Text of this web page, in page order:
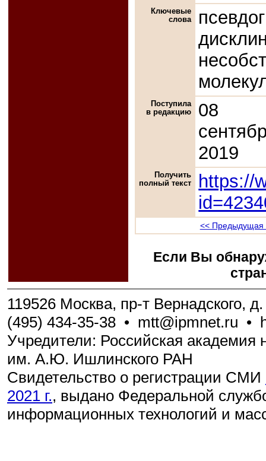
Ключевые
слова
Поступила
в редакцию
08
2019
Получить
полный текст
https://
<< Предыдущая
Если Вы
119526 Москва, пр-т Вернадского,
(495) 434-35-38 • mtt@ipmnet.ru •
Учредители: Российская академия
им. А.Ю. Ишлинского РАН
Свидетельство о регистрации СМИ
2021 г., выдано Федеральной
информационных технологий и